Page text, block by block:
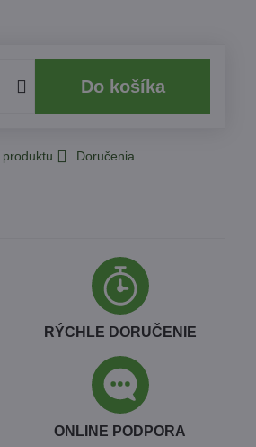
Do košíka
Doručenia
RÝCHLE DORUČENIE
ONLINE PODPORA